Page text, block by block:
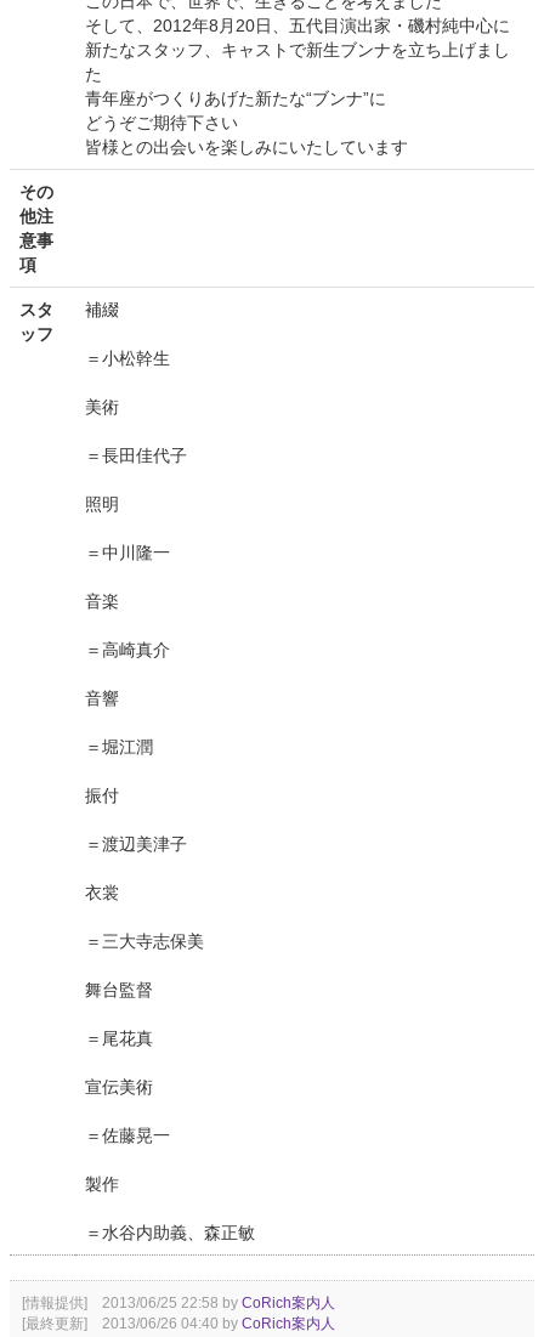
そして、2012年8月20日、五代目演出家・磯村純中心に
新たなスタッフ、キャストで新生ブンナを立ち上げまし
た
青年座がつくりあげた新たな“ブンナ”に
どうぞご期待下さい
皆様との出会いを楽しみにいたしています
その
他注
意事
項
スタ
ッフ
補綴
＝小松幹生
美術
＝長田佳代子
照明
＝中川隆一
音楽
＝高崎真介
音響
＝堀江潤
振付
＝渡辺美津子
衣裳
＝三大寺志保美
舞台監督
＝尾花真
宣伝美術
＝佐藤晃一
製作
＝水谷内助義、森正敏
[情報提供] 2013/06/25 22:58 by CoRich案内人
[最終更新] 2013/06/26 04:40 by CoRich案内人